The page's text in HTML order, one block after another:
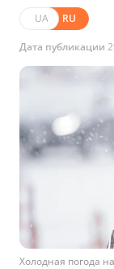
UA RU
Дата публикации
Холодная погода